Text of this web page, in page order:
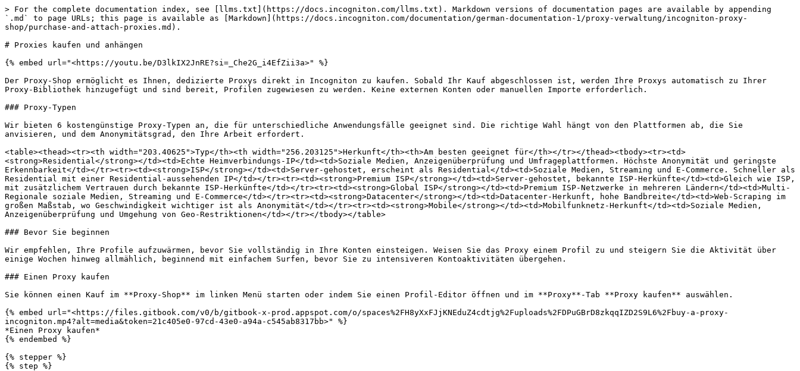
> For the complete documentation index, see [llms.txt](https://docs.incogniton.com/llms.txt). Markdown versions of documentation pages are available by appending
`.md` to page URLs; this page is available as [Markdown](https://docs.incogniton.com/documentation/german-documentation-1/proxy-verwaltung/incogniton-proxy-
shop/purchase-and-attach-proxies.md).
# Proxies kaufen und anhängen
{% embed url="<https://youtu.be/D3lkIX2JnRE?si=_Che2G_i4EfZii3a>" %}
Der Proxy-Shop ermöglicht es Ihnen, dedizierte Proxys direkt in Incogniton zu kaufen. Sobald Ihr Kauf abgeschlossen ist, werden Ihre Proxys automatisch zu Ihrer
Proxy-Bibliothek hinzugefügt und sind bereit, Profilen zugewiesen zu werden. Keine externen Konten oder manuellen Importe erforderlich.
### Proxy-Typen
Wir bieten 6 kostengünstige Proxy-Typen an, die für unterschiedliche Anwendungsfälle geeignet sind. Die richtige Wahl hängt von den Plattformen ab, die Sie
anvisieren, und dem Anonymitätsgrad, den Ihre Arbeit erfordert.
<table><thead><tr><th width="203.40625">Typ</th><th width="256.203125">Herkunft</th><th>Am besten geeignet für</th></tr></thead><tbody><tr><td>
<strong>Residential</strong></td><td>Echte Heimverbindungs-IP</td><td>Soziale Medien, Anzeigenüberprüfung und Umfrageplattformen. Höchste Anonymität und geringste
Erkennbarkeit</td></tr><tr><td><strong>ISP</strong></td><td>Server-gehostet, erscheint als Residential</td><td>Soziale Medien, Streaming und E-Commerce. Schneller als
Residential mit einer Residential-aussehenden IP</td></tr><tr><td><strong>Premium ISP</strong></td><td>Server-gehostet, bekannte ISP-Herkünfte</td><td>Gleich wie ISP,
mit zusätzlichem Vertrauen durch bekannte ISP-Herkünfte</td></tr><tr><td><strong>Global ISP</strong></td><td>Premium ISP-Netzwerke in mehreren Ländern</td><td>Multi-
Regionale soziale Medien, Streaming und E-Commerce</td></tr><tr><td><strong>Datacenter</strong></td><td>Datacenter-Herkunft, hohe Bandbreite</td><td>Web-Scraping im
großen Maßstab, wo Geschwindigkeit wichtiger ist als Anonymität</td></tr><tr><td><strong>Mobile</strong></td><td>Mobilfunknetz-Herkunft</td><td>Soziale Medien,
Anzeigenüberprüfung und Umgehung von Geo-Restriktionen</td></tr></tbody></table>
### Bevor Sie beginnen
Wir empfehlen, Ihre Profile aufzuwärmen, bevor Sie vollständig in Ihre Konten einsteigen. Weisen Sie das Proxy einem Profil zu und steigern Sie die Aktivität über
einige Wochen hinweg allmählich, beginnend mit einfachem Surfen, bevor Sie zu intensiveren Kontoaktivitäten übergehen.
### Einen Proxy kaufen
Sie können einen Kauf im **Proxy-Shop** im linken Menü starten oder indem Sie einen Profil-Editor öffnen und im **Proxy**-Tab **Proxy kaufen** auswählen.
{% embed url="<https://files.gitbook.com/v0/b/gitbook-x-prod.appspot.com/o/spaces%2FH8yXxFJjKNEduZ4cdtjg%2Fuploads%2FDPuGBrD8zkqqIZD2S9L6%2Fbuy-a-proxy-
incogniton.mp4?alt=media&token=21c405e0-97cd-43e0-a94a-c545ab8317bb>" %}
*Einen Proxy kaufen*
{% endembed %}
{% stepper %}
{% step %}